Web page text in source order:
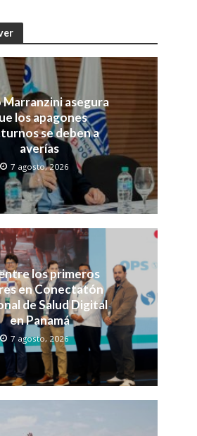
Marranzini asegura
los apagones
se deben a
averías
7 agosto, 2026
los primeros
en Conectatón
de Salud Digital
en Panamá
7 agosto, 2026